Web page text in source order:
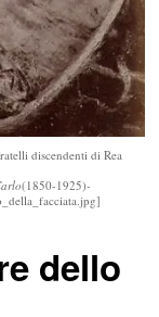
discendenti di Rea
(1850-1925)-
dello